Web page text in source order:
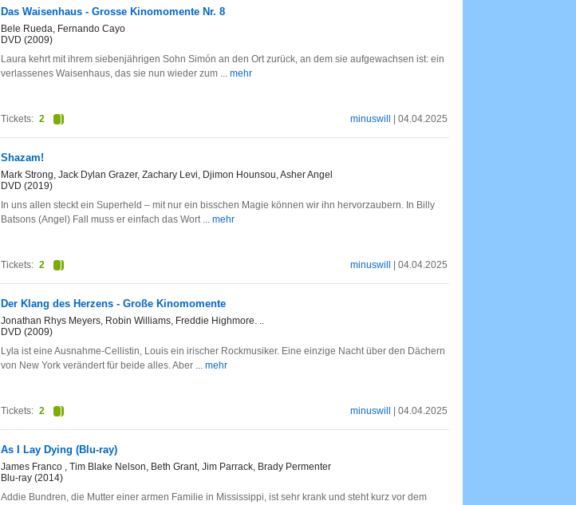
Das Waisenhaus - Grosse Kinomomente Nr. 8
Bele Rueda, Fernando Cayo
DVD (2009)
Laura kehrt mit ihrem siebenjährigen Sohn Simón an den Ort zurück, an dem sie aufgewachsen ist: ein
verlassenes Waisenhaus, das sie nun wieder zum ... mehr
minuswill | 04.04.2025
Tickets: 2
Shazam!
Mark Strong, Jack Dylan Grazer, Zachary Levi, Djimon Hounsou, Asher Angel
DVD (2019)
In uns allen steckt ein Superheld – mit nur ein bisschen Magie können wir ihn hervorzaubern. In Billy
Batsons (Angel) Fall muss er einfach das Wort ... mehr
minuswill | 04.04.2025
Tickets: 2
Der Klang des Herzens - Große Kinomomente
Jonathan Rhys Meyers, Robin Williams, Freddie Highmore. ..
DVD (2009)
Lyla ist eine Ausnahme-Cellistin, Louis ein irischer Rockmusiker. Eine einzige Nacht über den Dächern
von New York verändert für beide alles. Aber ... mehr
minuswill | 04.04.2025
Tickets: 2
As I Lay Dying (Blu-ray)
James Franco , Tim Blake Nelson, Beth Grant, Jim Parrack, Brady Permenter
Blu-ray (2014)
Addie Bundren, die Mutter einer armen Familie in Mississippi, ist sehr krank und steht kurz vor dem